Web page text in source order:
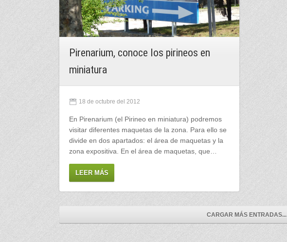
Pirenarium, conoce los pirineos en
miniatura
18 de octubre del 2012
En Pirenarium (el Pirineo en miniatura) podremos
visitar diferentes maquetas de la zona. Para ello se
divide en dos apartados: el área de maquetas y la
zona expositiva. En el área de maquetas, que…
LEER MÁS
CARGAR MÁS ENTRADAS...